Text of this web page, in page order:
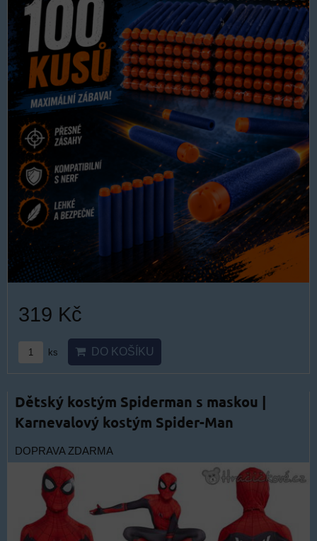
319 Kč
ks DO KOŠÍKU
Dětský kostým Spiderman s maskou |
Karnevalový kostým Spider-Man
DOPRAVA ZDARMA